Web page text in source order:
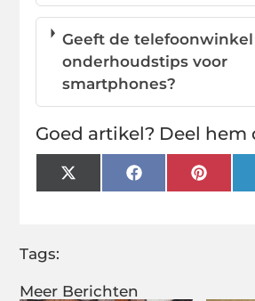
Meer Berichten
Geeft de telefoonwinkel
onderhoudstips voor
smartphones?
Goed artikel? Deel hem
X
(Twitter)
Facebook
Tags: